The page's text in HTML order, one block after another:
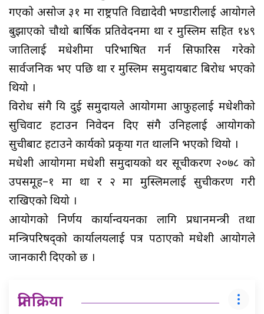
गएको असोज ३१ मा राष्ट्रपति विद्यादेवी भण्डारीलाई आयोगले
बुझाएको चौथो बार्षिक प्रतिवेदनमा थारु र मुस्लिम सहित १४९
जातिलाई मधेशीमा परिभाषित गर्न सिफारिस गरेको
सार्वजनिक भए पछि थारु र मुस्लिम समुदायबाट बिरोध भएको
थियो ।
विरोध संगै यि दुई समुदायले आयोगमा आफुहरुलाई मधेशीको
सुचिवाट हटाउन निवेदन दिए संगै उनिहरुलाई आयोगको
सुचीबाट हटाउने कार्यको प्रकृया गत थालनि भएको थियो ।
मधेशी आयोगमा मधेशी समुदायको थर सूचीकरण २०७८ को
उपसमूह–१ मा थारु र २ मा मुस्लिमलाई सुचीकरण गरी
राखिएको थियो ।
आयोगको निर्णय कार्यान्वयनका लागि प्रधानमन्त्री तथा
मन्त्रिपरिषद्को कार्यालयलाई पत्र पठाएको मधेशी आयोगले
जानकारी दिएको छ ।
प्रतिक्रिया